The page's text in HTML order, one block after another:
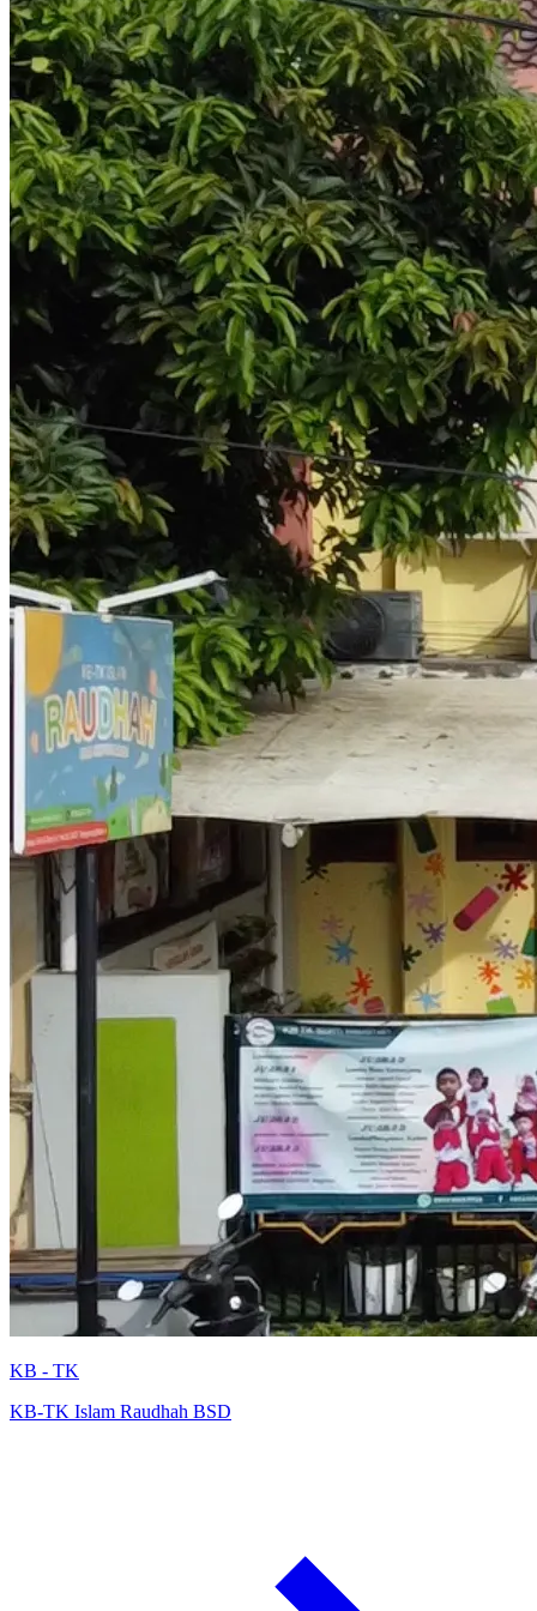
KB - TK
KB-TK Islam Raudhah BSD